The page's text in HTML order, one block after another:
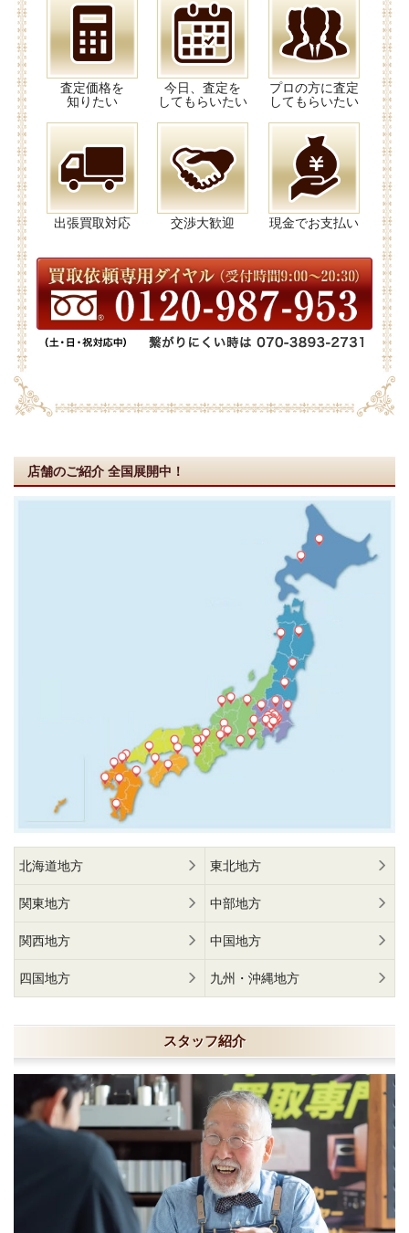
査定価格を
知りたい
今日、査定を
してもらいたい
プロの方に査定
してもらいたい
出張買取対応 交渉大歓迎 現金でお支払い
店舗のご紹介 全国展開中！
北海道地方 東北地方
関東地方 中部地方
関西地方 中国地方
四国地方 九州・沖縄地方
スタッフ紹介